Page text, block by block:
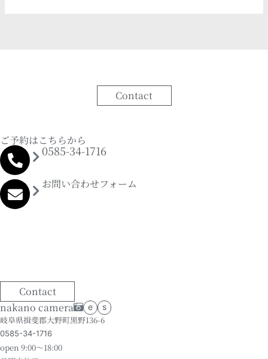
Contact
0585-34-1716
ご予約はこちらから
お問い合わせフォーム
Contact
nakano camera
e s
岐阜県揖斐郡大野町黒野136-6
0585-34-1716
open 9:00～18:00